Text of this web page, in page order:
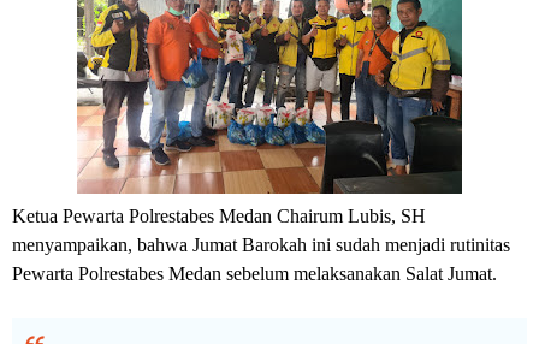
Ketua Pewarta Polrestabes Medan Chairum Lubis, SH
menyampaikan, bahwa Jumat Barokah ini sudah menjadi rutinitas
Pewarta Polrestabes Medan sebelum melaksanakan Salat Jumat.